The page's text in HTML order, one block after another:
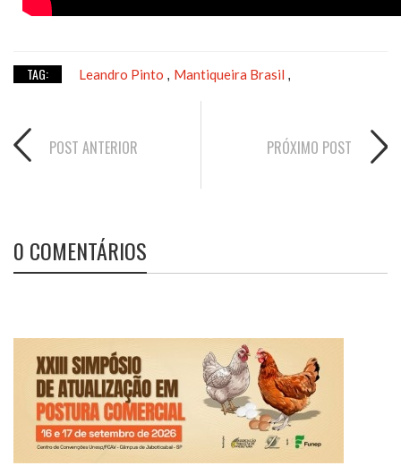
TAG: Leandro Pinto , Mantiqueira Brasil ,
POST ANTERIOR PRÓXIMO POST
0 COMENTÁRIOS